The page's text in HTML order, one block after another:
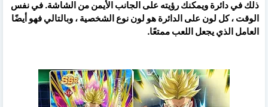
ذلك في دائرة ويمكنك رؤيته على الجانب الأيمن من الشاشة. في نفس
الوقت ، كل لون على الدائرة هو لون نوع الشخصية ، وبالتالي فهو أيضًا
العامل الذي يجعل اللعب ممتعًا.